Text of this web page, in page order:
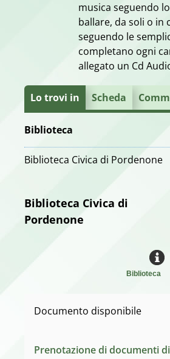
musica seguendo
ballare, da soli o in
seguendo le
completano ogni
allegato un Cd
Lo trovi in Scheda
Biblioteca
Biblioteca Civica di Pordenone
Biblioteca Civica di
Pordenone
Biblioteca
Documento disponibile
Prenotazione di documenti